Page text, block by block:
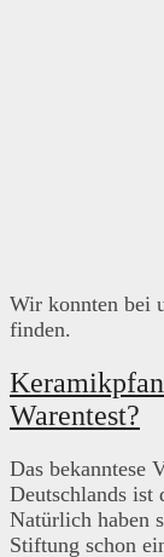
Wir konnten bei
finden.
Warentest?
Das bekanntese
Deutschlands ist
Natürlich haben
Stiftung schon